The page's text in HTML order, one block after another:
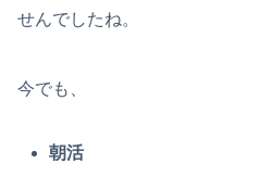
せんでしたね。
今でも、
朝活